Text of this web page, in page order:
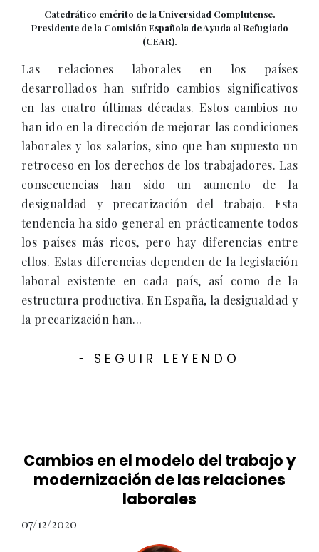
Catedrático emérito de la Universidad Complutense.
Presidente de la Comisión Española de Ayuda al Refugiado
(CEAR).
Las relaciones laborales en los países
desarrollados han sufrido cambios significativos
en las cuatro últimas décadas. Estos cambios no
han ido en la dirección de mejorar las condiciones
laborales y los salarios, sino que han supuesto un
retroceso en los derechos de los trabajadores. Las
consecuencias han sido un aumento de la
desigualdad y precarización del trabajo. Esta
tendencia ha sido general en prácticamente todos
los países más ricos, pero hay diferencias entre
ellos. Estas diferencias dependen de la legislación
laboral existente en cada país, así como de la
estructura productiva. En España, la desigualdad y
la precarización han...
- SEGUIR LEYENDO
Cambios en el modelo del trabajo y
modernización de las relaciones
laborales
07/12/2020